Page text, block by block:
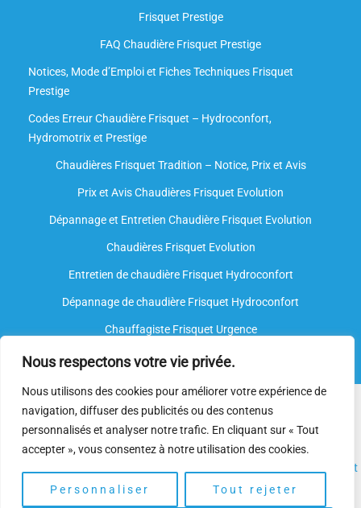
Nous respectons votre vie privée.
Nous utilisons des cookies pour améliorer votre expérience de
navigation, diffuser des publicités ou des contenus
personnalisés et analyser notre trafic. En cliquant sur « Tout
accepter », vous consentez à notre utilisation des cookies.
Personnaliser Tout rejeter
Frisquet Prestige
FAQ Chaudière Frisquet Prestige
Notices, Mode d’Emploi et Fiches Techniques Frisquet
Prestige
Codes Erreur Chaudière Frisquet – Hydroconfort,
Hydromotrix et Prestige
Chaudières Frisquet Tradition – Notice, Prix et Avis
Prix et Avis Chaudières Frisquet Evolution
Dépannage et Entretien Chaudière Frisquet Evolution​
Chaudières Frisquet Evolution
Entretien de chaudière Frisquet Hydroconfort
Dépannage de chaudière Frisquet Hydroconfort
Chauffagiste Frisquet Urgence
Nous intervenons sur toutes les marques de chauffe-eau, mais
nous ne sommespas agréés par le fabricant. Nosplombiers
spécialisésdisposent néanmoins de l’expertise et des
et
le
dépannage.